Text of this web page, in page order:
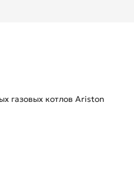
газовых котлов Ariston